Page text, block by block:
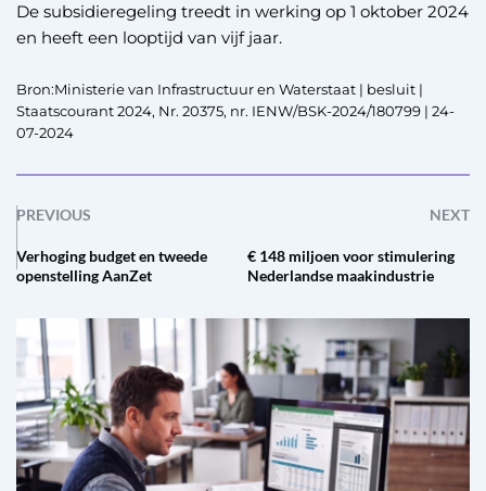
De subsidieregeling treedt in werking op 1 oktober 2024
en heeft een looptijd van vijf jaar.
Bron:Ministerie van Infrastructuur en Waterstaat | besluit |
Staatscourant 2024, Nr. 20375, nr. IENW/BSK-2024/180799 | 24-
07-2024
PREVIOUS NEXT
Verhoging budget en tweede
openstelling AanZet
€ 148 miljoen voor stimulering
Nederlandse maakindustrie